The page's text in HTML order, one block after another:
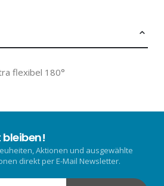
flexibel 180°
Aktionen und ausgewählte
direkt per E-Mail Newsletter.